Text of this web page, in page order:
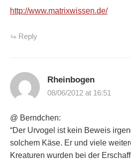
http://www.matrixwissen.de/
Reply
Rheinbogen
08/06/2012 at 16:51
@ Berndchen:
“Der Urvogel ist kein Beweis
solchem Käse. Er und viele
Kreaturen wurden bei der